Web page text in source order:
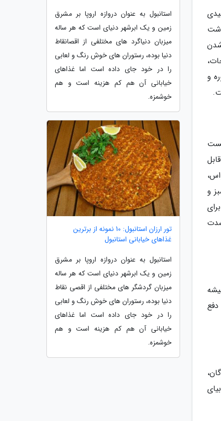
و
و
استانبول به عنوان دروازه اروپا بر مشرق
زمین و یک ابرشهر دنیای است که هر ساله
میزبان دنیاگرد های مختلفی از اقصانقاط
دنیا بوده، رستوران های خوش رنگ و لعابی
را در خود جای داده است اما غذاهای
خیابانی آن هم کم هزینه است و هم
خوشمزه.
تور ارزان استانبول: 10 نمونه از برترین
غذاهای خیابانی استانبول
استانبول به عنوان دروازه اروپا بر مشرق
زمین و یک ابرشهر دنیای است که هر ساله
میزبان گردشگر های مختلفی از اقصی نقاط
دنیا بوده، رستوران های خوش رنگ و لعابی
را در خود جای داده است اما غذاهای
خیابانی آن هم کم هزینه است و هم
خوشمزه.